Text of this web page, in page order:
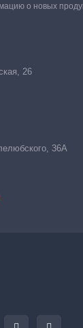
о новых
26
36А